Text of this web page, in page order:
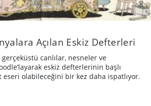
Açılan Eskiz Defterleri
canlılar, nesneler ve
eskiz defterlerinin başlı
eseri olabileceğini bir kez daha ispatlıyor.